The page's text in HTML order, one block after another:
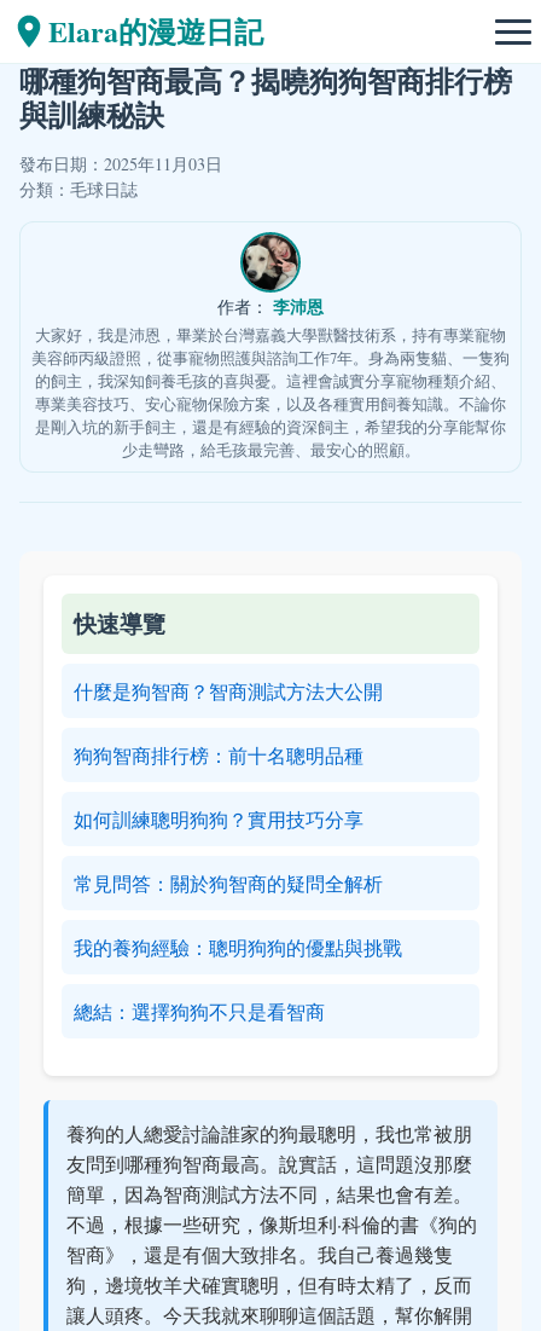
Elara的漫遊日記
哪種狗智商最高？揭曉狗狗智商排行榜
與訓練秘訣
發布日期：2025年11月03日
分類： 毛球日誌
作者： 李沛恩
大家好，我是沛恩，畢業於台灣嘉義大學獸醫技術系，持有專業寵物
美容師丙級證照，從事寵物照護與諮詢工作7年。身為兩隻貓、一隻狗
的飼主，我深知飼養毛孩的喜與憂。這裡會誠實分享寵物種類介紹、
專業美容技巧、安心寵物保險方案，以及各種實用飼養知識。不論你
是剛入坑的新手飼主，還是有經驗的資深飼主，希望我的分享能幫你
少走彎路，給毛孩最完善、最安心的照顧。
快速導覽
什麼是狗智商？智商測試方法大公開
狗狗智商排行榜：前十名聰明品種
如何訓練聰明狗狗？實用技巧分享
常見問答：關於狗智商的疑問全解析
我的養狗經驗：聰明狗狗的優點與挑戰
總結：選擇狗狗不只是看智商
養狗的人總愛討論誰家的狗最聰明，我也常被朋
友問到哪種狗智商最高。說實話，這問題沒那麼
簡單，因為智商測試方法不同，結果也會有差。
不過，根據一些研究，像斯坦利·科倫的書《狗的
智商》，還是有個大致排名。我自己養過幾隻
狗，邊境牧羊犬確實聰明，但有時太精了，反而
讓人頭疼。今天我就來聊聊這個話題，幫你解開